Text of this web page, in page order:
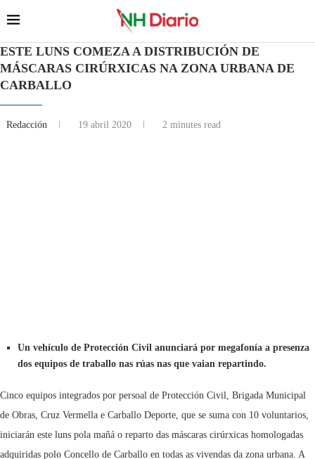
ESTE LUNS COMEZA A DISTRIBUCIÓN DE
MÁSCARAS CIRÚRXICAS NA ZONA URBANA DE
CARBALLO
Redacción 19 abril 2020 2 minutes read
Un vehículo de Protección Civil anunciará por megafonía a presenza
dos equipos de traballo nas rúas nas que vaian repartindo.
Cinco equipos integrados por persoal de Protección Civil, Brigada Municipal
de Obras, Cruz Vermella e Carballo Deporte, que se suma con 10 voluntarios,
iniciarán este luns pola mañá o reparto das máscaras cirúrxicas homologadas
adquiridas polo Concello de Carballo en todas as vivendas da zona urbana. A